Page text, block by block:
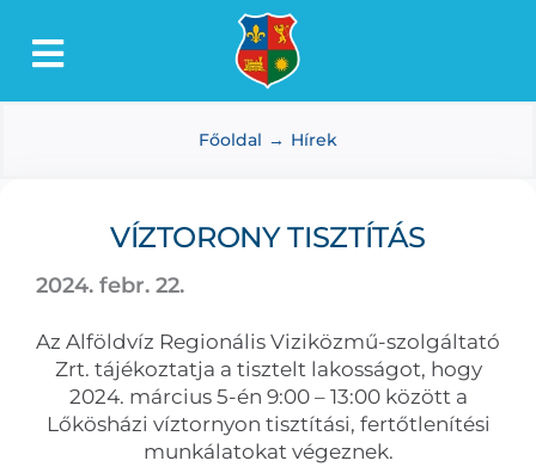
Toggle
Lőkösháza
Dokumentumtár
Média
Választás
Főoldal Hírek
VÍZTORONY TISZTÍTÁS
2024. febr. 22.
Az Alföldvíz Regionális Viziközmű-szolgáltató
Zrt. tájékoztatja a tisztelt lakosságot, hogy
2024. március 5-én 9:00 – 13:00 között a
Lőkösházi víztornyon tisztítási, fertőtlenítési
munkálatokat végeznek.